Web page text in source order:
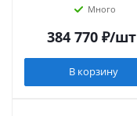
Много
384 770₽/шт
В корзину